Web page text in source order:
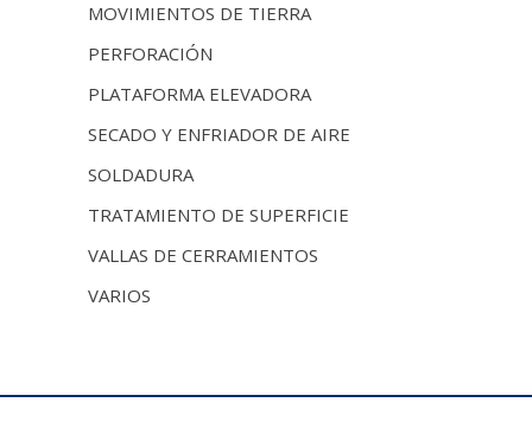
MOVIMIENTOS DE TIERRA
PERFORACIÓN
PLATAFORMA ELEVADORA
SECADO Y ENFRIADOR DE AIRE
SOLDADURA
TRATAMIENTO DE SUPERFICIE
VALLAS DE CERRAMIENTOS
VARIOS